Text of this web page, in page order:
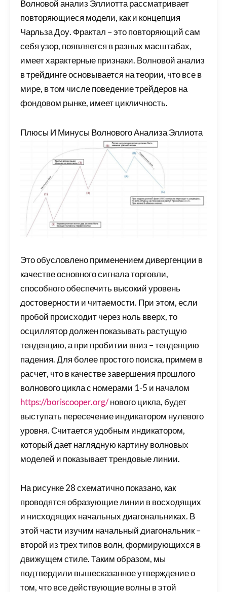
Волновой анализ Эллиотта рассматривает
повторяющиеся модели, как и концепция
Чарльза Доу. Фрактал – это повторяющий сам
себя узор, появляется в разных масштабах,
имеет характерные признаки. Волновой анализ
в трейдинге основывается на теории, что все в
мире, в том числе поведение трейдеров на
фондовом рынке, имеет цикличность.
Плюсы И Минусы Волнового Анализа Эллиота
Это обусловлено применением дивергенции в
качестве основного сигнала торговли,
способного обеспечить высокий уровень
достоверности и читаемости. При этом, если
пробой происходит через ноль вверх, то
осциллятор должен показывать растущую
тенденцию, а при пробитии вниз – тенденцию
падения. Для более простого поиска, примем в
расчет, что в качестве завершения прошлого
волнового цикла с номерами 1-5 и началом
https://boriscooper.org/нового цикла, будет
выступать пересечение индикатором нулевого
уровня. Считается удобным индикатором,
который дает наглядную картину волновых
моделей и показывает трендовые линии.
На рисунке 28 схематично показано, как
проводятся образующие линии в восходящих
и нисходящих начальных диагональниках. В
этой части изучим начальный диагональник –
второй из трех типов волн, формирующихся в
движущем стиле. Таким образом, мы
подтвердили вышесказанное утверждение о
том, что все действующие волны в этой